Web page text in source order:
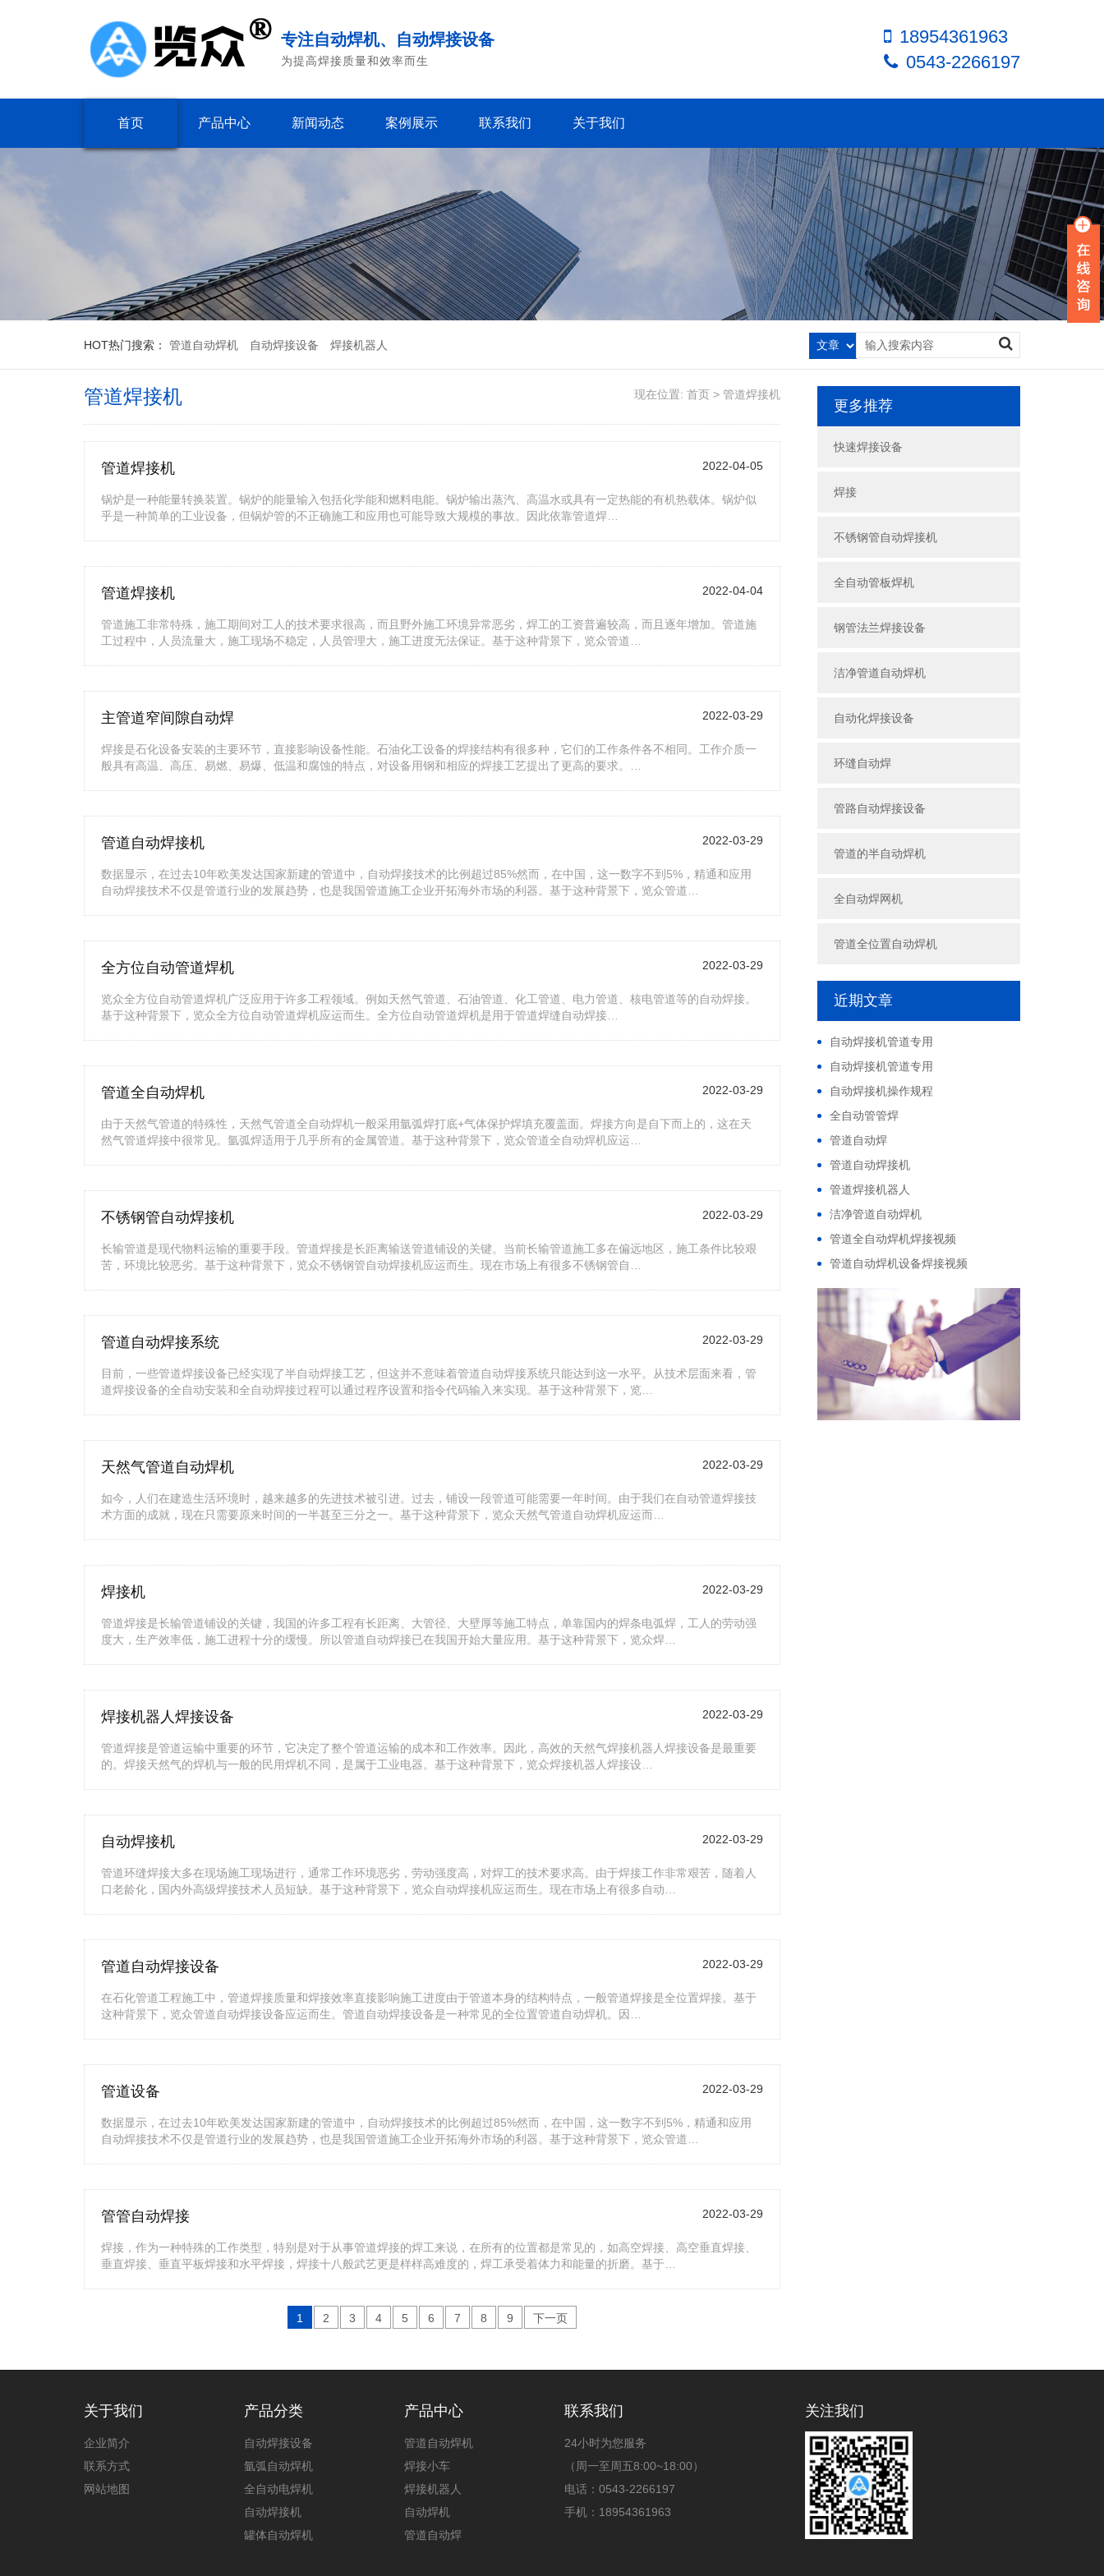
专注自动焊机、自动焊接设备
为提高焊接质量和效率而生
18954361963
0543-2266197
首页 产品中心 新闻动态 案例展示 联系我们 关于我们
HOT热门搜索： 管道自动焊机 自动焊接设备 焊接机器人
管道焊接机 现在位置: 首页> 管道焊接机
管道焊接机 2022-04-05
锅炉是一种能量转换装置。锅炉的能量输入包括化学能和燃料电能。锅炉输出蒸汽、高温水或具有一定热能的有机热载体。锅炉似
乎是一种简单的工业设备，但锅炉管的不正确施工和应用也可能导致大规模的事故。因此依靠管道焊…
管道焊接机 2022-04-04
管道施工非常特殊，施工期间对工人的技术要求很高，而且野外施工环境异常恶劣，焊工的工资普遍较高，而且逐年增加。管道施
工过程中，人员流量大，施工现场不稳定，人员管理大，施工进度无法保证。基于这种背景下，览众管道…
主管道窄间隙自动焊 2022-03-29
焊接是石化设备安装的主要环节，直接影响设备性能。石油化工设备的焊接结构有很多种，它们的工作条件各不相同。工作介质一
般具有高温、高压、易燃、易爆、低温和腐蚀的特点，对设备用钢和相应的焊接工艺提出了更高的要求。…
管道自动焊接机 2022-03-29
数据显示，在过去10年欧美发达国家新建的管道中，自动焊接技术的比例超过85%然而，在中国，这一数字不到5%，精通和应用
自动焊接技术不仅是管道行业的发展趋势，也是我国管道施工企业开拓海外市场的利器。基于这种背景下，览众管道…
全方位自动管道焊机 2022-03-29
览众全方位自动管道焊机广泛应用于许多工程领域。例如天然气管道、石油管道、化工管道、电力管道、核电管道等的自动焊接。
基于这种背景下，览众全方位自动管道焊机应运而生。全方位自动管道焊机是用于管道焊缝自动焊接…
管道全自动焊机 2022-03-29
由于天然气管道的特殊性，天然气管道全自动焊机一般采用氩弧焊打底+气体保护焊填充覆盖面。焊接方向是自下而上的，这在天
然气管道焊接中很常见。氩弧焊适用于几乎所有的金属管道。基于这种背景下，览众管道全自动焊机应运…
不锈钢管自动焊接机 2022-03-29
长输管道是现代物料运输的重要手段。管道焊接是长距离输送管道铺设的关键。当前长输管道施工多在偏远地区，施工条件比较艰
苦，环境比较恶劣。基于这种背景下，览众不锈钢管自动焊接机应运而生。现在市场上有很多不锈钢管自…
管道自动焊接系统 2022-03-29
目前，一些管道焊接设备已经实现了半自动焊接工艺，但这并不意味着管道自动焊接系统只能达到这一水平。从技术层面来看，管
道焊接设备的全自动安装和全自动焊接过程可以通过程序设置和指令代码输入来实现。基于这种背景下，览…
天然气管道自动焊机 2022-03-29
如今，人们在建造生活环境时，越来越多的先进技术被引进。过去，铺设一段管道可能需要一年时间。由于我们在自动管道焊接技
术方面的成就，现在只需要原来时间的一半甚至三分之一。基于这种背景下，览众天然气管道自动焊机应运而…
焊接机 2022-03-29
管道焊接是长输管道铺设的关键，我国的许多工程有长距离、大管径、大壁厚等施工特点，单靠国内的焊条电弧焊，工人的劳动强
度大，生产效率低，施工进程十分的缓慢。所以管道自动焊接已在我国开始大量应用。基于这种背景下，览众焊…
焊接机器人焊接设备 2022-03-29
管道焊接是管道运输中重要的环节，它决定了整个管道运输的成本和工作效率。因此，高效的天然气焊接机器人焊接设备是最重要
的。焊接天然气的焊机与一般的民用焊机不同，是属于工业电器。基于这种背景下，览众焊接机器人焊接设…
自动焊接机 2022-03-29
管道环缝焊接大多在现场施工现场进行，通常工作环境恶劣，劳动强度高，对焊工的技术要求高。由于焊接工作非常艰苦，随着人
口老龄化，国内外高级焊接技术人员短缺。基于这种背景下，览众自动焊接机应运而生。现在市场上有很多自动…
管道自动焊接设备 2022-03-29
在石化管道工程施工中，管道焊接质量和焊接效率直接影响施工进度由于管道本身的结构特点，一般管道焊接是全位置焊接。基于
这种背景下，览众管道自动焊接设备应运而生。管道自动焊接设备是一种常见的全位置管道自动焊机。因…
管道设备 2022-03-29
数据显示，在过去10年欧美发达国家新建的管道中，自动焊接技术的比例超过85%然而，在中国，这一数字不到5%，精通和应用
自动焊接技术不仅是管道行业的发展趋势，也是我国管道施工企业开拓海外市场的利器。基于这种背景下，览众管道…
管管自动焊接 2022-03-29
焊接，作为一种特殊的工作类型，特别是对于从事管道焊接的焊工来说，在所有的位置都是常见的，如高空焊接、高空垂直焊接、
垂直焊接、垂直平板焊接和水平焊接，焊接十八般武艺更是样样高难度的，焊工承受着体力和能量的折磨。基于…
1 2 3 4 5 6 7 8 9 下一页
更多推荐
快速焊接设备
焊接
不锈钢管自动焊接机
全自动管板焊机
钢管法兰焊接设备
洁净管道自动焊机
自动化焊接设备
环缝自动焊
管路自动焊接设备
管道的半自动焊机
全自动焊网机
管道全位置自动焊机
近期文章
自动焊接机管道专用
自动焊接机管道专用
自动焊接机操作规程
全自动管管焊
管道自动焊
管道自动焊接机
管道焊接机器人
洁净管道自动焊机
管道全自动焊机焊接视频
管道自动焊机设备焊接视频
关于我们
企业简介
联系方式
网站地图
产品分类
自动焊接设备
氩弧自动焊机
全自动电焊机
自动焊接机
罐体自动焊机
产品中心
管道自动焊机
焊接小车
焊接机器人
自动焊机
管道自动焊
联系我们
24小时为您服务
（周一至周五8:00~18:00）
电话：0543-2266197
手机：18954361963
关注我们